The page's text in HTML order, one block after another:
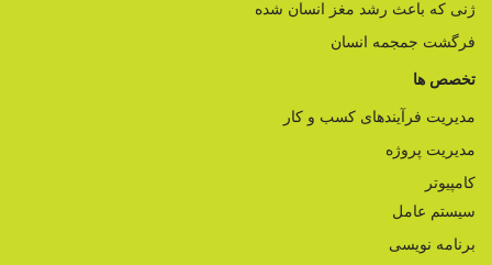
ژنی که باعث رشد مغز انسان شده
فرگشت جمجمه انسان
تخصص ها
مدیریت فرآیندهای کسب و کار
مدیریت پروژه
کامپیوتر
سیستم عامل
برنامه نویسی